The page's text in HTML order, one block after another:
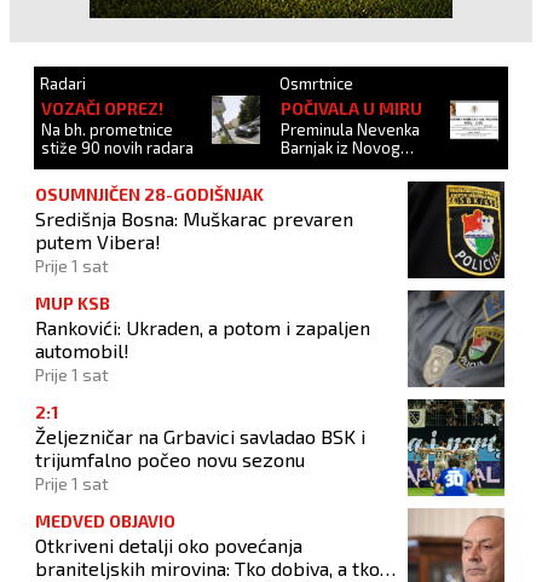
Radari
VOZAČI OPREZ!
Na bh. prometnice
stiže 90 novih radara
Osmrtnice
POČIVALA U MIRU
Preminula Nevenka
Barnjak iz Novog
Travnika
OSUMNJIČEN 28-GODIŠNJAK
Središnja Bosna: Muškarac prevaren
putem Vibera!
Prije 1 sat
MUP KSB
Rankovići: Ukraden, a potom i zapaljen
automobil!
Prije 1 sat
2:1
Željezničar na Grbavici savladao BSK i
trijumfalno počeo novu sezonu
Prije 1 sat
MEDVED OBJAVIO
Otkriveni detalji oko povećanja
braniteljskih mirovina: Tko dobiva, a tko